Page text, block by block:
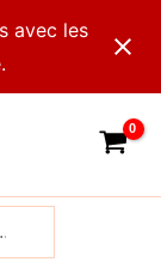
avec les